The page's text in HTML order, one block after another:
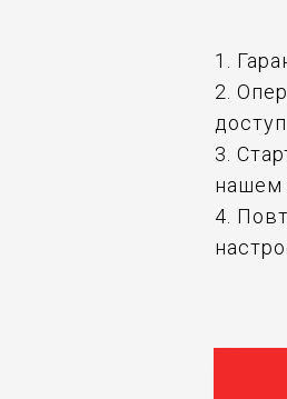
1.
2.
доступ
3.
нашем
4.